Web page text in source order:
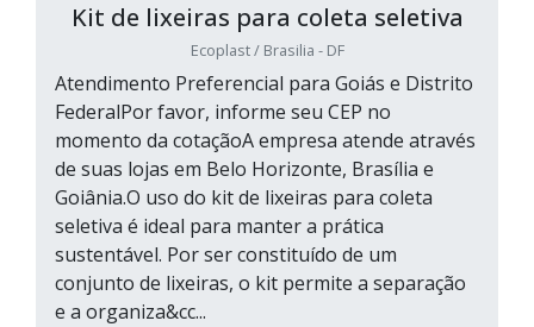
Kit de lixeiras para coleta seletiva
Ecoplast / Brasilia - DF
Atendimento Preferencial para Goiás e Distrito
FederalPor favor, informe seu CEP no
momento da cotaçãoA empresa atende através
de suas lojas em Belo Horizonte, Brasília e
Goiânia.O uso do kit de lixeiras para coleta
seletiva é ideal para manter a prática
sustentável. Por ser constituído de um
conjunto de lixeiras, o kit permite a separação
e a organiza&cc...